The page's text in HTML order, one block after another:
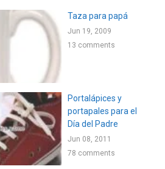
Taza para papá
Jun 19, 2009
13 comments
Portalápices y
portapales para el
Día del Padre
Jun 08, 2011
78 comments